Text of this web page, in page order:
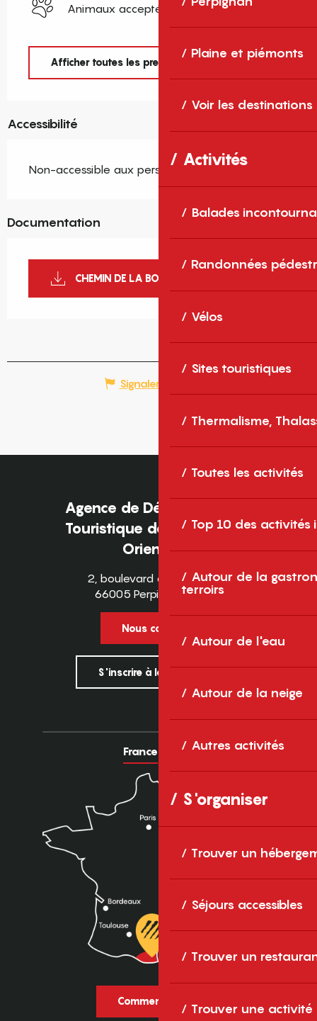
Plaine et piémonts
Voir les destinations
Activités
Balades
Randonnées
Vélos
Sites touristiques
Thermalisme,
Toutes les activités
Top 10 des activités
Autour de la
terroirs
Autour de l'eau
Autour de la neige
Autres activités
S'organiser
Trouver un
Séjours accessibles
Trouver un
Trouver une activité
Animaux acceptés
Afficher toutes les prestations
Accessibilité
Non-accessible aux personnes handicapées
Documentation
CHEMIN DE LA BONNEVIE
Signaler une erreur
Agence de Développement
Touristique des Pyrénées-
Orientales
2, boulevard des Pyrénées
66005 Perpignan Cedex
Nous contacter
S'inscrire à la newsletter
France Europe
Comment venir ?